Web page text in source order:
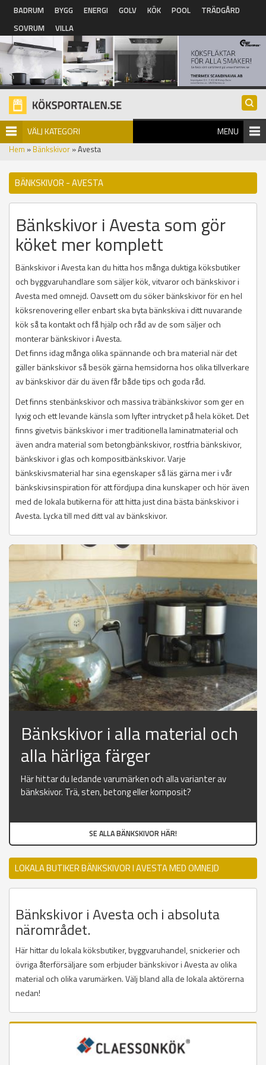
Hoppa till huvudinnehåll
BADRUM BYGG ENERGI GOLV KÖK POOL
TRÄDGÅRD
SOVRUM
VILLA
VÄLJ KATEGORI MENU
Hem » Bänkskivor » Avesta
BÄNKSKIVOR - AVESTA
Bänkskivor i Avesta som gör
köket mer komplett
Bänkskivor i Avesta kan du hitta hos många duktiga köksbutiker
och byggvaruhandlare som säljer kök, vitvaror och bänkskivor i
Avesta med omnejd. Oavsett om du söker bänkskivor för en hel
köksrenovering eller enbart ska byta bänkskiva i ditt nuvarande
kök så ta kontakt och få hjälp och råd av de som säljer och
monterar bänkskivor i Avesta.
Det finns idag många olika spännande och bra material när det
gäller bänkskivor så besök gärna hemsidorna hos olika tillverkare
av bänkskivor där du även får både tips och goda råd.
Det finns stenbänkskivor och massiva träbänkskivor som ger en
lyxig och ett levande känsla som lyfter intrycket på hela köket. Det
finns givetvis bänkskivor i mer traditionella laminatmaterial och
även andra material som betongbänkskivor, rostfria bänkskivor,
bänkskivor i glas och kompositbänkskivor. Varje
bänkskivsmaterial har sina egenskaper så läs gärna mer i vår
bänkskivsinspiration för att fördjupa dina kunskaper och hör även
med de lokala butikerna för att hitta just dina bästa bänkskivor i
Avesta. Lycka till med ditt val av bänkskivor.
Bänkskivor i alla material och
alla härliga färger
Här hittar du ledande varumärken och alla varianter av
bänkskivor. Trä, sten, betong eller komposit?
SE ALLA BÄNKSKIVOR HÄR!
LOKALA BUTIKER BÄNKSKIVOR I AVESTA MED OMNEJD
Bänkskivor i Avesta och i absoluta
närområdet.
Här hittar du lokala köksbutiker, byggvaruhandel, snickerier och
övriga återförsäljare som erbjuder bänkskivor i Avesta av olika
material och olika varumärken. Välj bland alla de lokala aktörerna
nedan!